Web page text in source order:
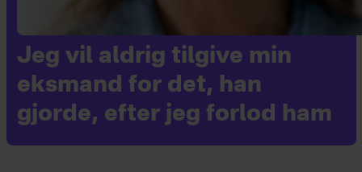
Jeg vil aldrig tilgive min
eksmand for det, han
gjorde, efter jeg forlod ham